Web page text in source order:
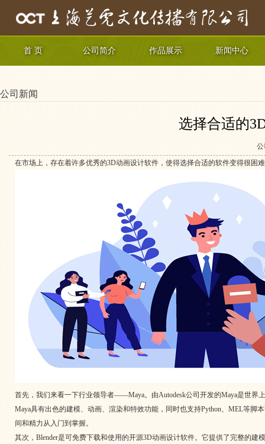
首 页 公司简介 作品展示 新闻中心
公司新闻
选择合适的
公
在市场上，存在着许多优秀的3D动画设计软件，使得选择合适的软件变得很困
首先，我们来看一下行业领导者——Maya。由Autodesk公司开发的Maya是世界
Maya具有出色的建模、动画、渲染和特效功能，同时也支持Python、MEL等
间和精力从入门到掌握。
其次，Blender是可免费下载和使用的开源3D动画设计软件。它提供了完整的